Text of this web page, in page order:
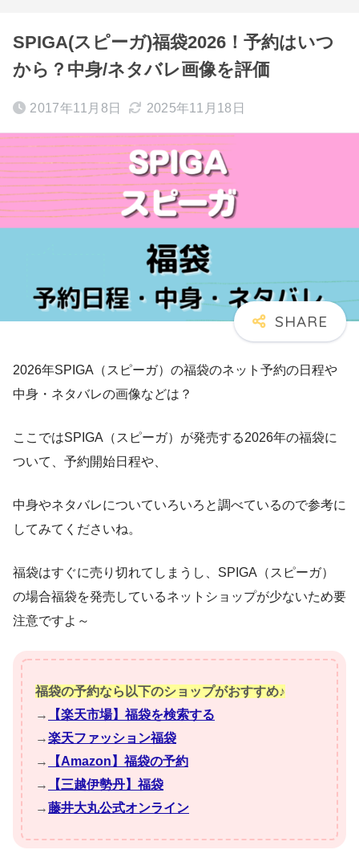
SPIGA(スピーガ)福袋2026！予約はいつ
から？中身/ネタバレ画像を評価
2017年11月8日 2025年11月18日
2026年SPIGA（スピーガ）の福袋のネット予約の日程や
中身・ネタバレの画像などは？
ここではSPIGA（スピーガ）が発売する2026年の福袋に
ついて、予約開始日程や、
中身やネタバレについていろいろと調べているので参考に
してみてくださいね。
福袋はすぐに売り切れてしまうし、SPIGA（スピーガ）
の場合福袋を発売しているネットショップが少ないため要
注意ですよ～
福袋の予約なら以下のショップがおすすめ♪
→
【楽天市場】福袋を検索する
→楽天ファッション福袋
→
【Amazon】福袋の予約
→
【三越伊勢丹】福袋
→藤井大丸公式オンライン